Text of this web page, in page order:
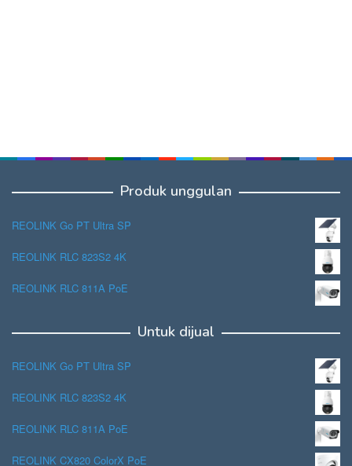
Produk unggulan
REOLINK Go PT Ultra SP
REOLINK RLC 823S2 4K
REOLINK RLC 811A PoE
Untuk dijual
REOLINK Go PT Ultra SP
REOLINK RLC 823S2 4K
REOLINK RLC 811A PoE
REOLINK CX820 ColorX PoE